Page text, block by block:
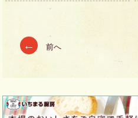
Posts
← 前へ